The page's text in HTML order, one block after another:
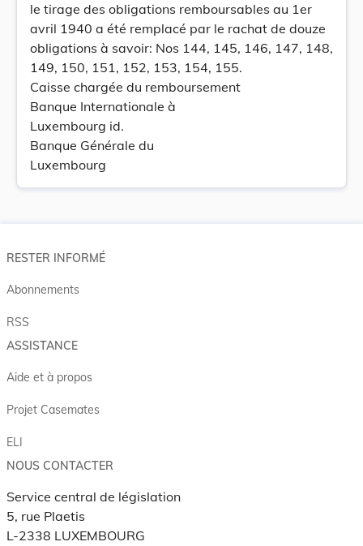
le tirage des obligations remboursables au 1er
avril 1940 a été remplacé par le rachat de douze
obligations à savoir: Nos 144, 145, 146, 147, 148,
149, 150, 151, 152, 153, 154, 155.
Caisse chargée du remboursement
Banque Internationale à
Luxembourg id.
Banque Générale du
Luxembourg
RESTER INFORMÉ
Abonnements
RSS
ASSISTANCE
Aide et à propos
Projet Casemates
ELI
NOUS CONTACTER
Service central de législation
5, rue Plaetis
L-2338 LUXEMBOURG